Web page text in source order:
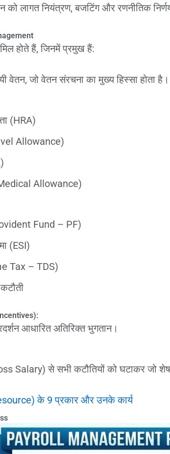
को लागत नियंत्रण, बजटिंग और रणनीतिक
होते हैं, जिनमें प्रमुख हैं:
वेतन, जो वेतन संरचना का मुख्य हिस्सा होता है।
(HRA)
Allowance)
Allowance)
Fund – PF)
(ESI)
Tax – TDS)
आधारित अतिरिक्त भुगतान।
Salary) से सभी कटौतियों को घटाकर जो शेष
के 9 प्रकार और उनके कार्य